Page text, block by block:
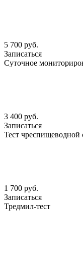
5 700 руб.
Записаться
Суточное
3 400 руб.
Записаться
Тест чреспищеводной
1 700 руб.
Записаться
Тредмил-тест